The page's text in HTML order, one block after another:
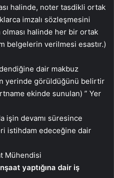
halinde, noter tasdikli ortak
imzalı sözleşmesini
halinde her bir ortak
belgelerin verilmesi esastır.)
dair makbuz
yerinde görüldüğünü belirtir
ekinde sunulan) ” Yer
işin devamı süresince
istihdam edeceğine dair
Mühendisi
yaptığına dair iş